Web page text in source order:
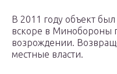
В 2011 году объект
вскоре в Минобороны
возрождении.
местные власти.